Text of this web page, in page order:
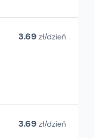
3.69 zł/dzień
3.69 zł/dzień